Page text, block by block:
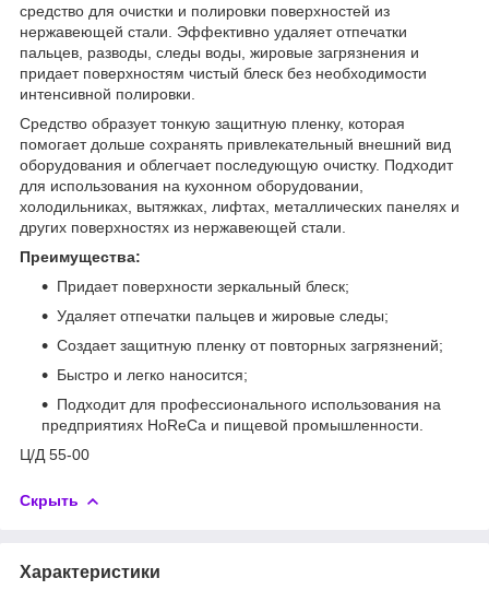
средство для очистки и полировки поверхностей из
нержавеющей стали. Эффективно удаляет отпечатки
пальцев, разводы, следы воды, жировые загрязнения и
придает поверхностям чистый блеск без необходимости
интенсивной полировки.
Средство образует тонкую защитную пленку, которая
помогает дольше сохранять привлекательный внешний вид
оборудования и облегчает последующую очистку. Подходит
для использования на кухонном оборудовании,
холодильниках, вытяжках, лифтах, металлических панелях и
других поверхностях из нержавеющей стали.
Преимущества:
Придает поверхности зеркальный блеск;
Удаляет отпечатки пальцев и жировые следы;
Создает защитную пленку от повторных загрязнений;
Быстро и легко наносится;
Подходит для профессионального использования на
предприятиях HoReCa и пищевой промышленности.
Ц/Д 55-00
Скрыть
Характеристики